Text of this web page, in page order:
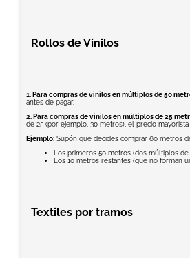
Rollos de Vinilos
1. Para compras de vinilos en múltiplos de 50
antes de pagar.
2. Para compras de vinilos en múltiplos de 25
de 25 (por ejemplo, 30 metros), el precio
Ejemplo: Supón que decides comprar 60 metros
Los primeros 50 metros (dos múltiplos
Los 10 metros restantes (que no forman
Textiles por tramos